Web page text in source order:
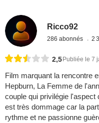
Ricco92
286 abonnés 2
2,5 Publiée le 7
Film marquant la rencontre
Hepburn, La Femme de
couple qui privilégie
est très dommage car la
rythme et ne passionne